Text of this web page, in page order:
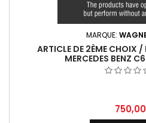
MARQUE:
ARTICLE DE 2ÈME CHOIX
MERCEDES BENZ
Prix